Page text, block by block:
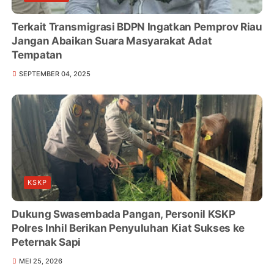
Terkait Transmigrasi BDPN Ingatkan Pemprov Riau
Jangan Abaikan Suara Masyarakat Adat
Tempatan
SEPTEMBER 04, 2025
KSKP
Dukung Swasembada Pangan, Personil KSKP
Polres Inhil Berikan Penyuluhan Kiat Sukses ke
Peternak Sapi
MEI 25, 2026